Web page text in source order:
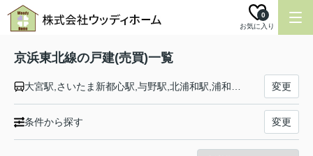
お気に入り
0
京浜東北線の戸建(売買)一覧
変更
条件から探す 変更